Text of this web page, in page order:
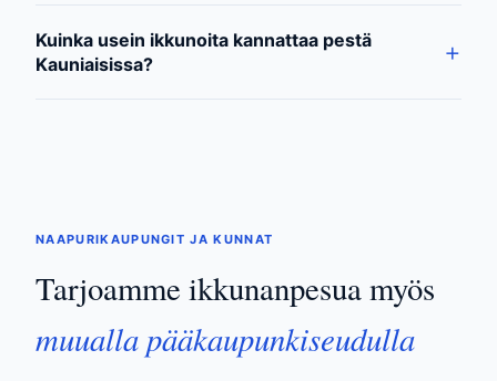
Kuinka usein ikkunoita kannattaa pestä
Kauniaisissa?
NAAPURIKAUPUNGIT JA KUNNAT
Tarjoamme ikkunanpesua myös
muualla pääkaupunkiseudulla